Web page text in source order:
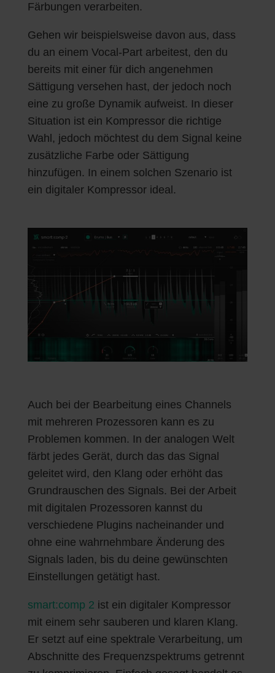
Färbungen verarbeiten.
Gehen wir beispielsweise davon aus, dass
du an einem Vocal-Part arbeitest, den du
bereits mit einer für dich angenehmen
Sättigung versehen hast, der jedoch noch
eine zu große Dynamik aufweist. In dieser
Situation ist ein Kompressor die richtige
Wahl, jedoch möchtest du dem Signal keine
zusätzliche Farbe oder Sättigung
hinzufügen. In einem solchen Szenario ist
ein digitaler Kompressor ideal.
Auch bei der Bearbeitung eines Channels
mit mehreren Prozessoren kann es zu
Problemen kommen. In der analogen Welt
färbt jedes Gerät, durch das das Signal
geleitet wird, den Klang oder erhöht das
Grundrauschen des Signals. Bei der Arbeit
mit digitalen Prozessoren kannst du
verschiedene Plugins nacheinander und
ohne eine wahrnehmbare Änderung des
Signals laden, bis du deine gewünschten
Einstellungen getätigt hast.
smart:comp 2 ist ein digitaler Kompressor
mit einem sehr sauberen und klaren Klang.
Er setzt auf eine spektrale Verarbeitung, um
Abschnitte des Frequenzspektrums getrennt